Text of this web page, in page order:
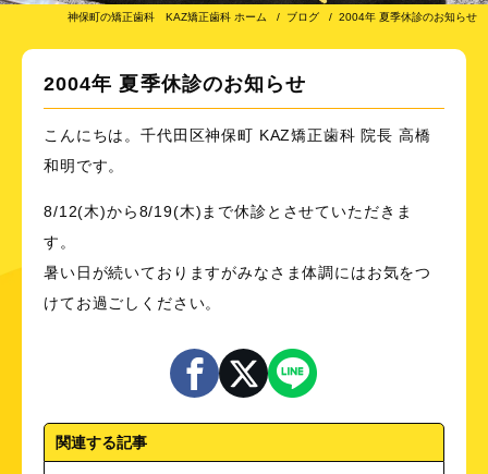
神保町の矯正歯科 KAZ矯正歯科 ホーム ブログ 2004年 夏季休診のお知らせ
2004年 夏季休診のお知らせ
こんにちは。千代田区神保町 KAZ矯正歯科 院長 高橋
和明です。
8/12(木)から8/19(木)まで休診とさせていただきま
す。
暑い日が続いておりますがみなさま体調にはお気をつ
けてお過ごしください。
関連する記事